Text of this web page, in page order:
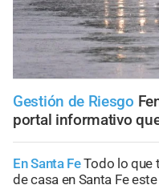
Gestión de Riesgo
portal informativo
En Santa FeTodo lo que
de casa en Santa Fe